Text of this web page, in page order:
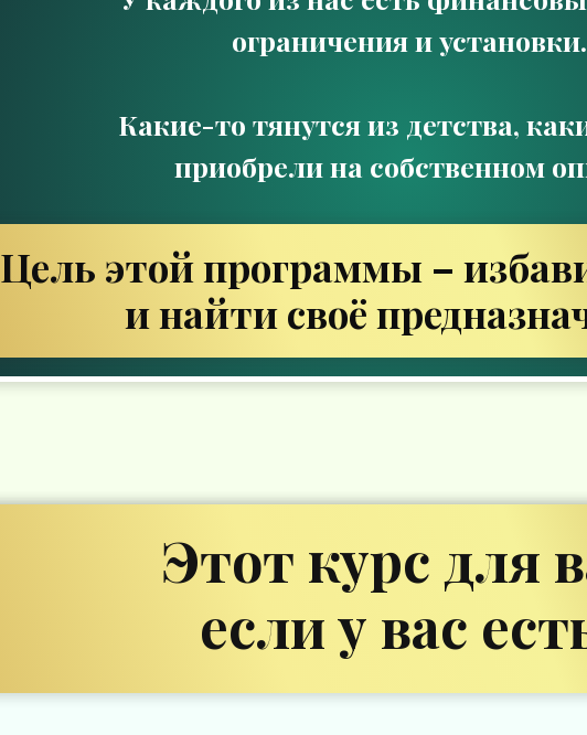
Цель этой программы –
и найти своё
ограничения и установки.
Какие-то тянутся из детства,
приобрели на собственном
Этот курс для
если у вас